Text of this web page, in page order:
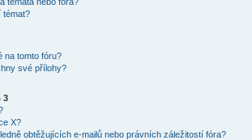
témat?
na tomto fóru?
své přílohy?
3
X?
obtěžujících e-mailů nebo právních záležitostí fóra?